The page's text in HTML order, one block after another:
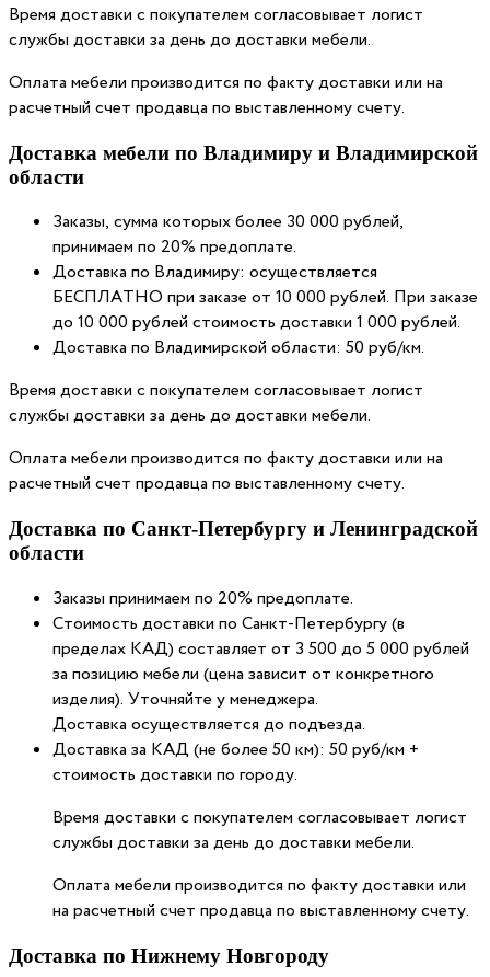
Время доставки с покупателем согласовывает логист
службы доставки за день до доставки мебели.
Оплата мебели производится по факту доставки или на
расчетный счет продавца по выставленному счету.
Доставка мебели по Владимиру и Владимирской
области
Заказы, сумма которых более 30 000 рублей,
принимаем по 20% предоплате.
Доставка по Владимиру: осуществляется
БЕСПЛАТНО при заказе от 10 000 рублей. При заказе
до 10 000 рублей стоимость доставки 1 000 рублей.
Доставка по Владимирской области: 50 руб/км.
Время доставки с покупателем согласовывает логист
службы доставки за день до доставки мебели.
Оплата мебели производится по факту доставки или на
расчетный счет продавца по выставленному счету.
Доставка по Санкт-Петербургу и Ленинградской
области
Заказы принимаем по 20% предоплате.
Стоимость доставки по Санкт-Петербургу (в
пределах КАД) составляет от 3 500 до 5 000 рублей
за позицию мебели (цена зависит от конкретного
изделия). Уточняйте у менеджера.
Доставка осуществляется до подъезда.
Доставка за КАД (не более 50 км): 50 руб/км +
стоимость доставки по городу.
Время доставки с покупателем согласовывает логист
службы доставки за день до доставки мебели.
Оплата мебели производится по факту доставки или
на расчетный счет продавца по выставленному счету.
Доставка по Нижнему Новгороду